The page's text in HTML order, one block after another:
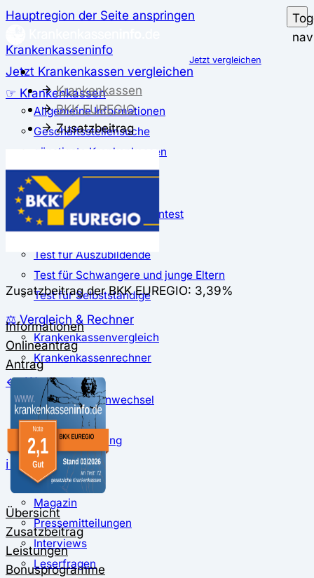
Hauptregion der Seite anspringen
Krankenkasseninfo
Jetzt Krankenkassen vergleichen
☞ Krankenkassen
Allgemeine Informationen
Geschäftsstellensuche
günstigste Krankenkassen
Zusatzbeitrag
✅ Krankenkassen Test
Der große Krankenkassentest
Test für Studierende
Test für Auszubildende
Test für Schwangere und junge Eltern
Test für Selbstständige
⚖️ Vergleich & Rechner
Krankenkassenvergleich
Krankenkassenrechner
↔ Wechsel
Krankenkassenwechsel
Kündigung
Musterkündigung
ℹ Ratgeber
Nachrichten
Magazin
Pressemitteilungen
Interviews
Leserfragen
Jetzt vergleichen
Krankenkassen
BKK EUREGIO
Zusatzbeitrag
Zusatzbeitrag der BKK EUREGIO: 3,39%
Informationen
Onlineantrag
Antrag
Übersicht
Zusatzbeitrag
Leistungen
Bonusprogramme